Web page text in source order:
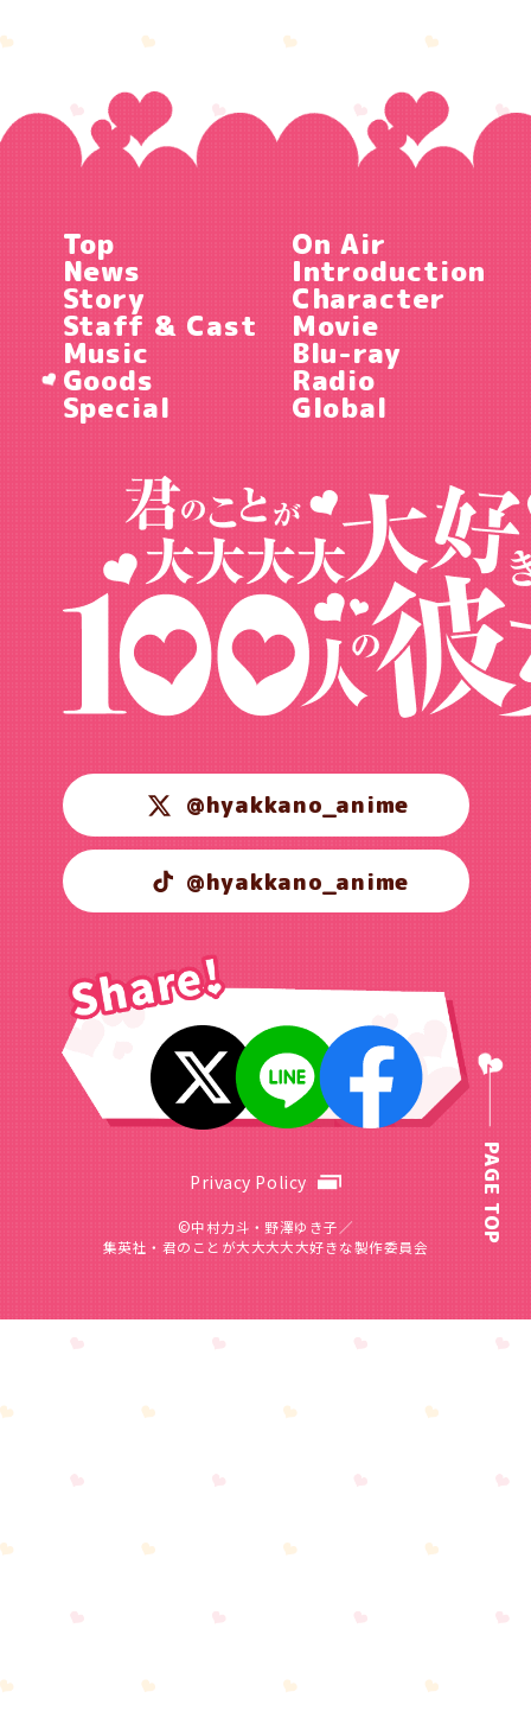
Top On Air
News Introduction
Story Character
Staff & Cast Movie
Music Blu-ray
Goods Radio
Special Global
@hyakkano_anime
@hyakkano_anime
Privacy Policy
©中村力斗・野澤ゆき子／
集英社・君のことが大大大大大好きな製作委員会
PAGE TOP